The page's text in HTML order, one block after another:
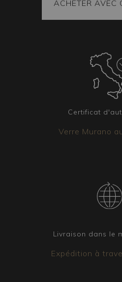
selon la technique du
Éléments coordonnés
Il est possible d’obtenir
assortis au lustre choisi.
d’appliques, de lampes de
lampadaires, notre équipe
créer la version qui répond
ACHETER AVEC
Certificat
Verre Murano
Livraison dans le
Expédition à